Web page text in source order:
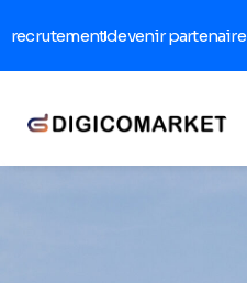
recrutementdevenir partenaire